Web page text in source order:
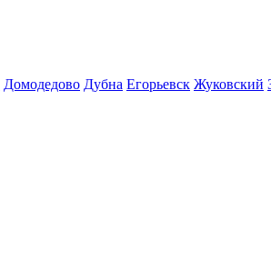
Домодедово Дубна Егорьевск Жуковский